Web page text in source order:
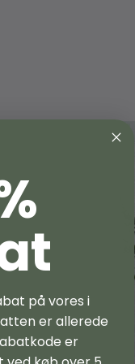
træ. Vi anbefaler, at
årige planter
og leca-perler
det rigtige UV-lys
vores produkter?
på vores i
er allerede
er